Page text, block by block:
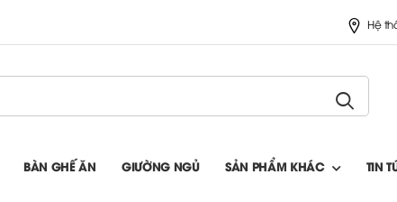
Hệ
BÀN GHẾ ĂN GIƯỜNG NGỦ SẢN PHẨM KHÁC TIN